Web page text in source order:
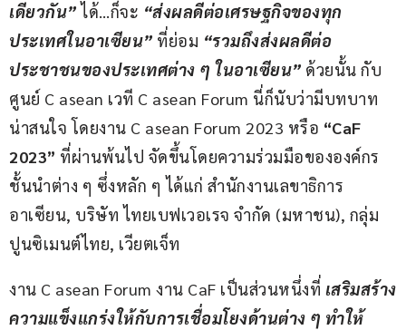
เดียวกัน” ได้…ก็จะ “ส่งผลดีต่อเศรษฐกิจของทุก
ประเทศในอาเซียน” ที่ย่อม “รวมถึงส่งผลดีต่อ
ประชาชนของประเทศต่าง ๆ ในอาเซียน” ด้วยนั้น กับ
ศูนย์ C asean เวที C asean Forum นี่ก็นับว่ามีบทบาท
น่าสนใจ โดยงาน C asean Forum 2023 หรือ “CaF
2023” ที่ผ่านพ้นไป จัดขึ้นโดยความร่วมมือขององค์กร
ชั้นนำต่าง ๆ ซึ่งหลัก ๆ ได้แก่ สำนักงานเลขาธิการ
อาเซียน, บริษัท ไทยเบฟเวอเรจ จำกัด (มหาชน), กลุ่ม
ปูนซิเมนต์ไทย, เวียตเจ็ท
งาน C asean Forum งาน CaF เป็นส่วนหนึ่งที่ เสริมสร้าง
ความแข็งแกร่งให้กับการเชื่อมโยงด้านต่าง ๆ ทำให้